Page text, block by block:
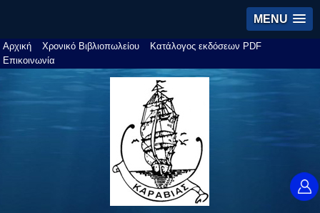
MENU
Αρχική Χρονικό Βιβλιοπωλείου
Κατάλογος εκδόσεων PDF
Επικοινωνία